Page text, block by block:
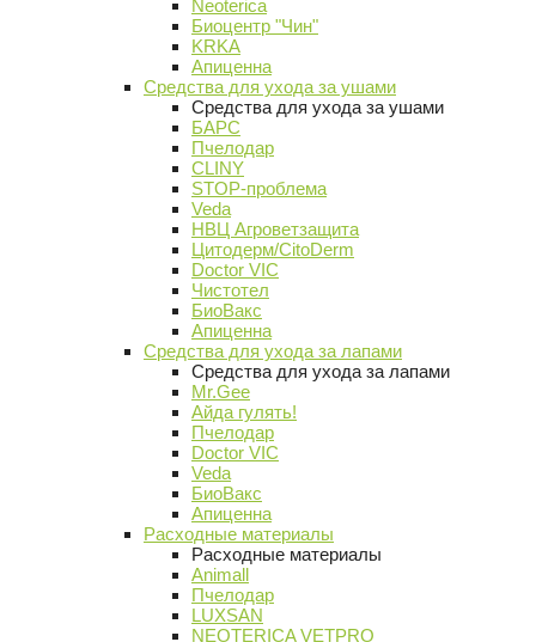
Neoterica
Биоцентр "Чин"
KRKA
Апиценна
Средства для ухода за ушами
Средства для ухода за ушами
БАРС
Пчелодар
CLINY
STOP-проблема
Veda
НВЦ Агроветзащита
Цитодерм/CitoDerm
Doctor VIC
Чистотел
БиоВакс
Апиценна
Средства для ухода за лапами
Средства для ухода за лапами
Mr.Gee
Айда гулять!
Пчелодар
Doctor VIC
Veda
БиоВакс
Апиценна
Расходные материалы
Расходные материалы
Animall
Пчелодар
LUXSAN
NEOTERICA VETPRO